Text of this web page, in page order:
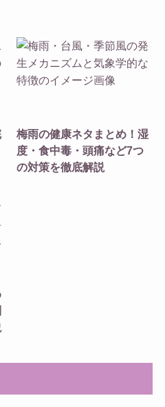
梅雨の健康ネタまとめ！湿
度・食中毒・頭痛など7つ
の対策を徹底解説